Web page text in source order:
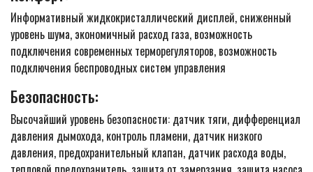
Информативный жидкокристаллический дисплей, сниженный
уровень шума, экономичный расход газа, возможность
подключения современных терморегуляторов, возможность
подключения беспроводных систем управления
Безопасность:
Высочайший уровень безопасности: датчик тяги, дифференциал
давления дымохода, контроль пламени, датчик низкого
давления, предохранительный клапан, датчик расхода воды,